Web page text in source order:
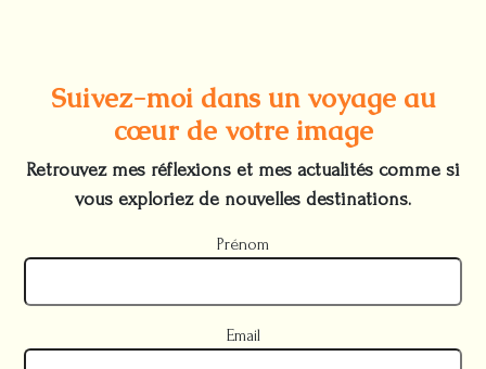
Suivez-moi dans un voyage au
cœur de votre image
Retrouvez mes réflexions et mes actualités comme si
vous exploriez de nouvelles destinations.
Prénom
Email